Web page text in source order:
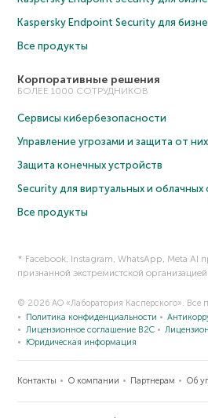
Kaspersky Endpoint Security для
Все продукты
Корпоративные решения
БОЛЕЕ 1000 СОТРУДНИКОВ
Сервисы кибербезопасности
Управление угрозами и защита от них
Защита конечных устройств
Security для виртуальных и облачных
Все продукты
* Facebook, Instagram, WhatsApp, Meta AI
признанной экстремистской
© 2026 АО «Лаборатория Касперского». Все
Политика конфиденциальности
Лицензионное соглашение B2C
Юридическая информация
Контакты О компании Партнерам Об